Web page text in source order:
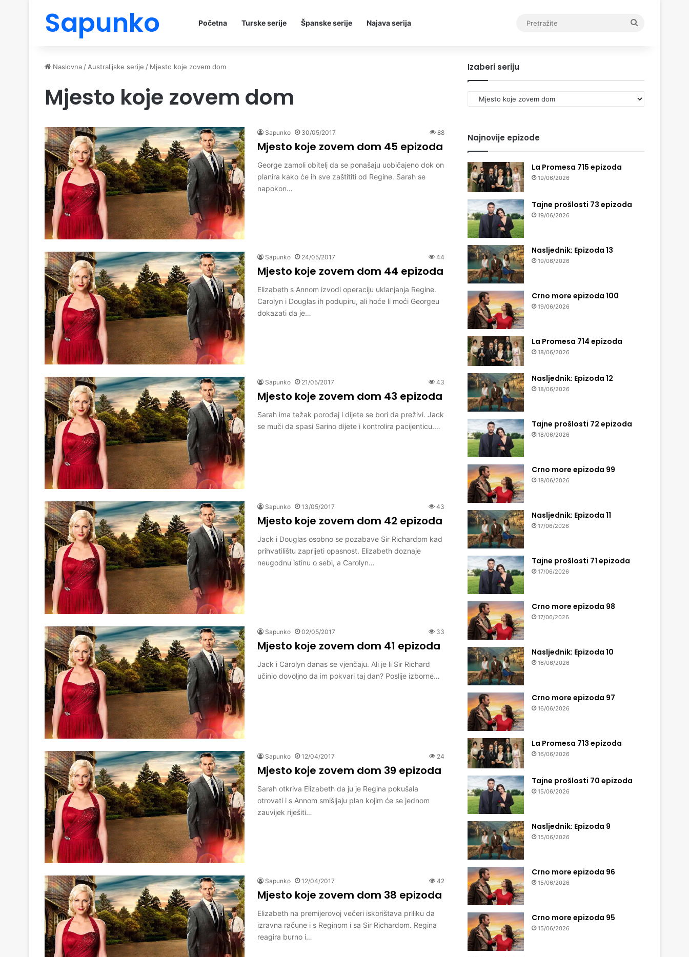
Sapunko Početna Turske serije Španske serije Najava serija
Naslovna / Australijske serije / Mjesto koje zovem dom
Mjesto koje zovem dom
Sapunko 30/05/2017 88
Mjesto koje zovem dom 45 epizoda
George zamoli obitelj da se ponašaju uobičajeno dok on
planira kako će ih sve zaštititi od Regine. Sarah se
napokon…
Sapunko 24/05/2017 44
Mjesto koje zovem dom 44 epizoda
Elizabeth s Annom izvodi operaciju uklanjanja Regine.
Carolyn i Douglas ih podupiru, ali hoće li moći Georgeu
dokazati da je…
Sapunko 21/05/2017 43
Mjesto koje zovem dom 43 epizoda
Sarah ima težak porođaj i dijete se bori da preživi. Jack
se muči da spasi Sarino dijete i kontrolira pacijenticu.…
Sapunko 13/05/2017 43
Mjesto koje zovem dom 42 epizoda
Jack i Douglas osobno se pozabave Sir Richardom kad
prihvatilištu zaprijeti opasnost. Elizabeth doznaje
neugodnu istinu o sebi, a Carolyn…
Sapunko 02/05/2017 33
Mjesto koje zovem dom 41 epizoda
Jack i Carolyn danas se vjenčaju. Ali je li Sir Richard
učinio dovoljno da im pokvari taj dan? Poslije izborne…
Sapunko 12/04/2017 24
Mjesto koje zovem dom 39 epizoda
Sarah otkriva Elizabeth da ju je Regina pokušala
otrovati i s Annom smišljaju plan kojim će se jednom
zauvijek riješiti…
Sapunko 12/04/2017 42
Mjesto koje zovem dom 38 epizoda
Elizabeth na premijerovoj večeri iskorištava priliku da
izravna račune i s Reginom i sa Sir Richardom. Regina
reagira burno i…
Izaberi seriju
Izaberi
seriju
Najnovije epizode
La Promesa 715 epizoda
19/06/2026
Tajne prošlosti 73 epizoda
19/06/2026
Nasljednik: Epizoda 13
19/06/2026
Crno more epizoda 100
19/06/2026
La Promesa 714 epizoda
18/06/2026
Nasljednik: Epizoda 12
18/06/2026
Tajne prošlosti 72 epizoda
18/06/2026
Crno more epizoda 99
18/06/2026
Nasljednik: Epizoda 11
17/06/2026
Tajne prošlosti 71 epizoda
17/06/2026
Crno more epizoda 98
17/06/2026
Nasljednik: Epizoda 10
16/06/2026
Crno more epizoda 97
16/06/2026
La Promesa 713 epizoda
16/06/2026
Tajne prošlosti 70 epizoda
15/06/2026
Nasljednik: Epizoda 9
15/06/2026
Crno more epizoda 96
15/06/2026
Crno more epizoda 95
15/06/2026